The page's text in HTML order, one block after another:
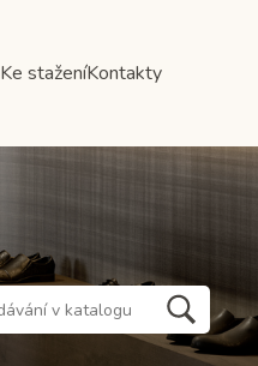
Ke staženíKontakty